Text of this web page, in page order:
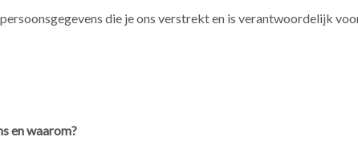
die je ons verstrekt en is verantwoordelijk
en waarom?